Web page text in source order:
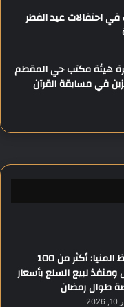
في احتفالات عيد الفطر
هيئة مكتب حي المقطم
في مسابقة القرآن
محافظ المنيا: أكثر من 100
لبيع السلع بأسعار
طوال رمضان